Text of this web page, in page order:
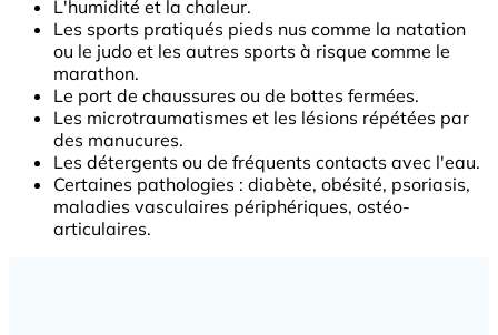
L'humidité et la chaleur.
Les sports pratiqués pieds nus comme la natation
ou le judo et les autres sports à risque comme le
marathon.
Le port de chaussures ou de bottes fermées.
Les microtraumatismes et les lésions répétées par
des manucures.
Les détergents ou de fréquents contacts avec l'eau.
Certaines pathologies : diabète, obésité, psoriasis,
maladies vasculaires périphériques, ostéo-
articulaires.